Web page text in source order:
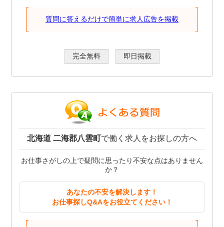
質問に答えるだけで簡単に求人広告を掲載
完全無料 即日掲載
北海道 二海郡八雲町で働く求人をお探しの方へ
お仕事さがしの上で疑問に思ったり不安な点はありません
か？
あなたの不安を解決します！
お仕事探しQ&Aをお役立てください！